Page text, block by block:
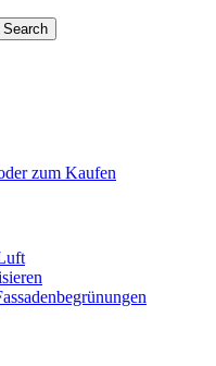
zum Kaufen